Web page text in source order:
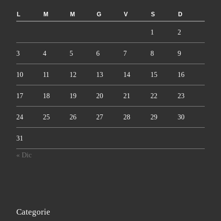
L M M G V S D
1 2
3 4 5 6 7 8 9
10 11 12 13 14 15 16
17 18 19 20 21 22 23
24 25 26 27 28 29 30
31
« Dic
Categorie